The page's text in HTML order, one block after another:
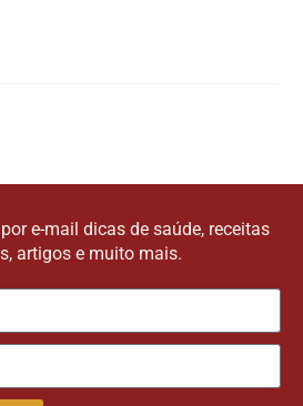
por e-mail dicas de saúde, receitas
artigos e muito mais.